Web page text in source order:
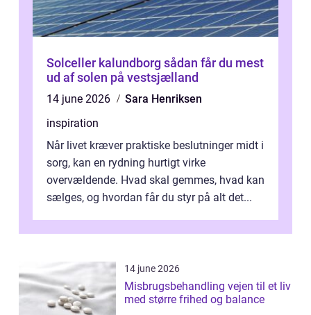
Solceller kalundborg sådan får du mest
ud af solen på vestsjælland
14 june 2026
Sara Henriksen
inspiration
Når livet kræver praktiske beslutninger midt i
sorg, kan en rydning hurtigt virke
overvældende. Hvad skal gemmes, hvad kan
sælges, og hvordan får du styr på alt det...
14 june 2026
Misbrugsbehandling vejen til et liv
med større frihed og balance